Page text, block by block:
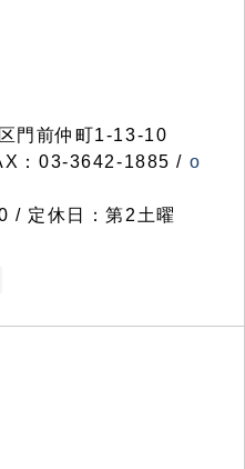
門前仲町1-13-10
：03-3642-1885 / o
/ 定休日：第2土曜